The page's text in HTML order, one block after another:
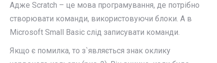
Адже Scratch – це мова програмування, де потрібно
створювати команди, використовуючи блоки. А в
Microsoft Small Basic слід записувати команди.
Якщо є помилка, то з`являється знак оклику